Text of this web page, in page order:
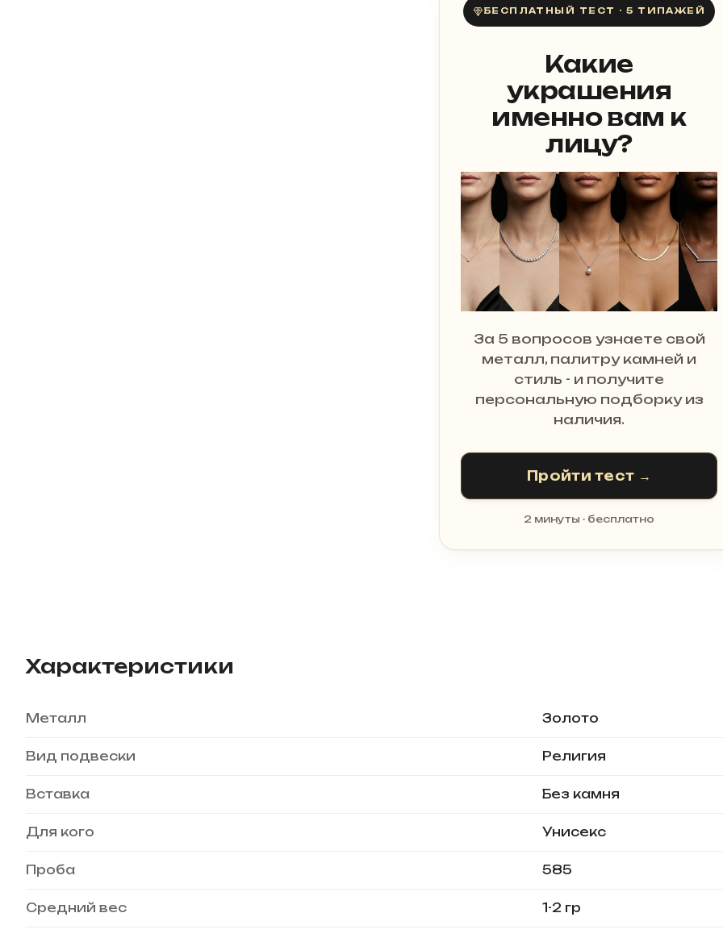
БЕСПЛАТНЫЙ ТЕСТ · 5 ТИПАЖЕЙ
Какие
украшения
именно вам к
лицу?
За 5 вопросов узнаете свой
металл, палитру камней и
стиль - и получите
персональную подборку из
наличия.
Пройти тест →
2 минуты · бесплатно
Характеристики
Металл Золото
Вид подвески Религия
Вставка Без камня
Для кого Унисекс
Проба 585
Средний вес 1-2 гр